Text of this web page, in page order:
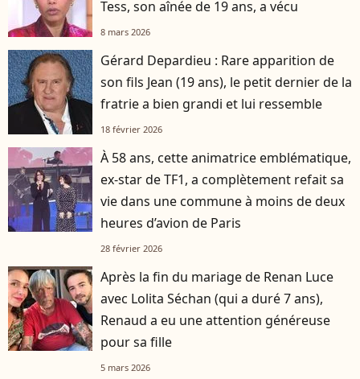
Tess, son aînée de 19 ans, a vécu
8 mars 2026
Gérard Depardieu : Rare apparition de
son fils Jean (19 ans), le petit dernier de la
fratrie a bien grandi et lui ressemble
18 février 2026
À 58 ans, cette animatrice emblématique,
ex-star de TF1, a complètement refait sa
vie dans une commune à moins de deux
heures d’avion de Paris
28 février 2026
Après la fin du mariage de Renan Luce
avec Lolita Séchan (qui a duré 7 ans),
Renaud a eu une attention généreuse
pour sa fille
5 mars 2026